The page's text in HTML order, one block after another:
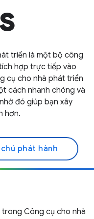
triển là một bộ công
hợp trực tiếp vào
cụ cho nhà phát triển
cách nhanh chóng và
đó giúp bạn xây
hơn.
phát hành
trong Công cụ cho nhà